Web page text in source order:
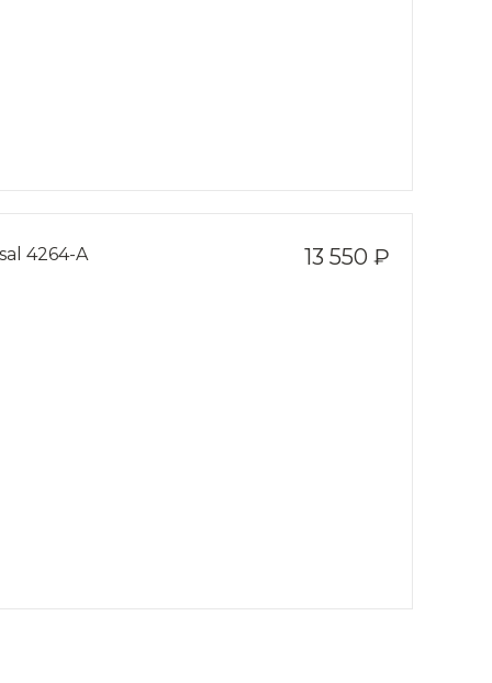
13 550 ₽
4264-A